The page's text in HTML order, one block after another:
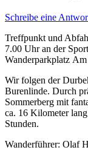
Schreibe eine
Treffpunkt und
7.00 Uhr an der
Wanderparkplatz
Wir folgen der
Burenlinde. Durch
Sommerberg mit
ca. 16 Kilometer
Stunden.
Wanderführer: Olaf